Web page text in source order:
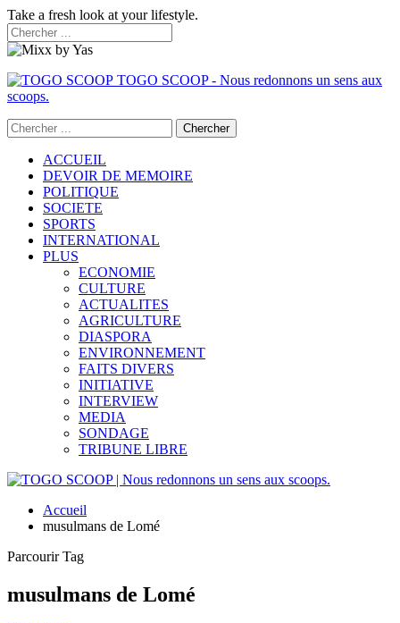
Take a fresh look at your lifestyle.
TOGO SCOOP - Nous redonnons un sens aux
scoops.
ACCUEIL
DEVOIR DE MEMOIRE
POLITIQUE
SOCIETE
SPORTS
INTERNATIONAL
PLUS
ECONOMIE
CULTURE
ACTUALITES
AGRICULTURE
DIASPORA
ENVIRONNEMENT
FAITS DIVERS
INITIATIVE
INTERVIEW
MEDIA
SONDAGE
TRIBUNE LIBRE
Accueil
musulmans de Lomé
Parcourir Tag
musulmans de Lomé